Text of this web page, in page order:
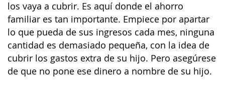
los vaya a cubrir. Es aquí donde el ahorro
familiar es tan importante. Empiece por apartar
lo que pueda de sus ingresos cada mes, ninguna
cantidad es demasiado pequeña, con la idea de
cubrir los gastos extra de su hijo. Pero asegúrese
de que no pone ese dinero a nombre de su hijo.